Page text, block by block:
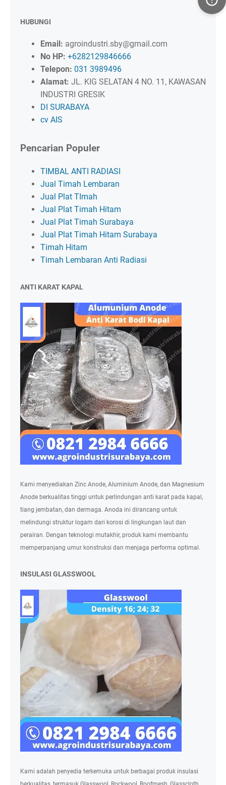
HUBUNGI
Email: agroindustri.sby@gmail.com
No HP: +6282129846666
Telepon: 031 3989496
Alamat: JL. KIG SELATAN 4 NO. 11, KAWASAN
INDUSTRI GRESIK
DI SURABAYA
cv AIS
Pencarian Populer
TIMBAL ANTI RADIASI
Jual Timah Lembaran
Jual Plat TImah
Jual Plat Timah Hitam
Jual Plat Timah Surabaya
Jual Plat Timah Hitam Surabaya
Timah Hitam
Timah Lembaran Anti Radiasi
ANTI KARAT KAPAL
Kami menyediakan Zinc Anode, Aluminium Anode, dan Magnesium
Anode berkualitas tinggi untuk perlindungan anti karat pada kapal,
tiang jembatan, dan dermaga. Anoda ini dirancang untuk
melindungi struktur logam dari korosi di lingkungan laut dan
perairan. Dengan teknologi mutakhir, produk kami membantu
memperpanjang umur konstruksi dan menjaga performa optimal.
INSULASI GLASSWOOL
Kami adalah penyedia terkemuka untuk berbagai produk insulasi